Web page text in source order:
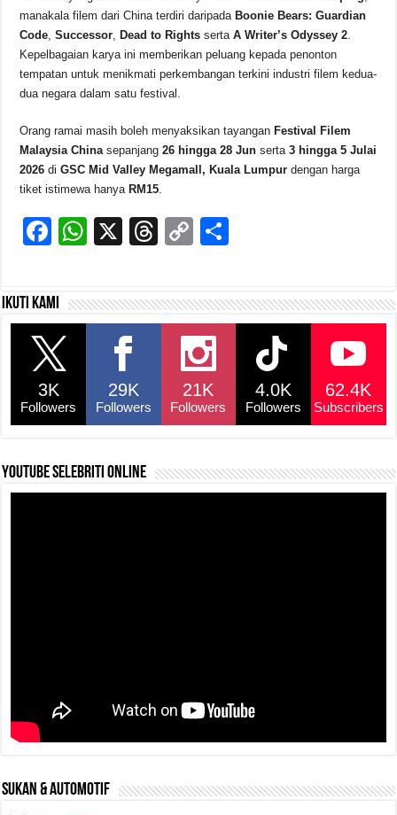
manakala filem dari China terdiri daripada Boonie Bears: Guardian
Code ,Successor Dead to Rights sertaA Writer’s Odyssey 2
Kepelbagaian karya ini memberikan peluang kepada penonton
tempatan untuk menikmati perkembangan terkini industri filem kedua-
dua negara dalam satu festival.
Orang ramai masih boleh menyaksikan tayangan Festival Filem
Malaysia Chinasepanjang26 hingga 28 Jun serta3 hingga 5 Julai
2026 diGSC Mid Valley Megamall, Kuala Lumpur dengan harga
tiket istimewa hanya RM15
F
c
e
b
o
o
k
W
s
p
X
T
a
C
y
Li
n
k
e
Ikuti kami
3K
Followers
29K
Followers
21K
Followers
4.0K
Followers
62.4K
Subscribers
YouTube selebriti online
SUKAN & AUTOMOTIF